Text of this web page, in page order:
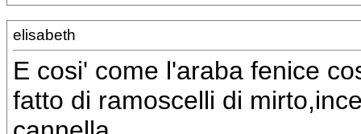
elisabeth
E cosi' come l'araba fenice
fatto di ramoscelli di